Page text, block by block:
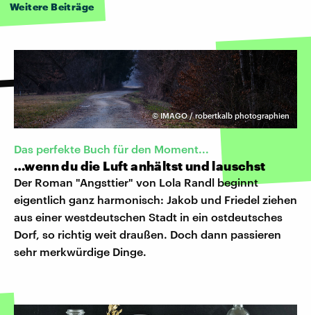
Weitere Beiträge
©IMAGO / robertkalb photographien
Das perfekte Buch für den Moment...
…wenn du die Luft anhältst und lauschst
Der Roman "Angsttier" von Lola Randl beginnt
eigentlich ganz harmonisch: Jakob und Friedel ziehen
aus einer westdeutschen Stadt in ein ostdeutsches
Dorf, so richtig weit draußen. Doch dann passieren
sehr merkwürdige Dinge.